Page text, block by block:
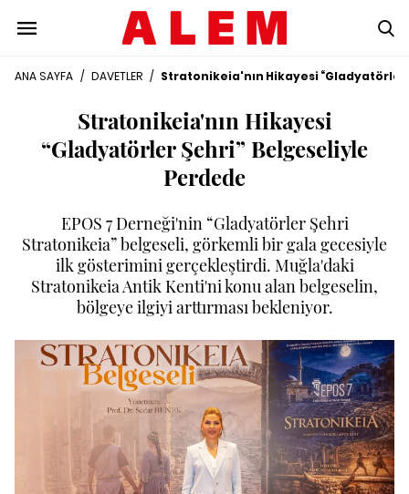
ANA SAYFA / DAVETLER / Stratonikeia'nın Hikayesi
Stratonikeia'nın Hikayesi
“Gladyatörler Şehri” Belgeseliyle
Perdede
EPOS 7 Derneği'nin “Gladyatörler Şehri
Stratonikeia” belgeseli, görkemli bir gala gecesiyle
ilk gösterimini gerçekleştirdi. Muğla'daki
Stratonikeia Antik Kenti'ni konu alan belgeselin,
bölgeye ilgiyi arttırması bekleniyor.